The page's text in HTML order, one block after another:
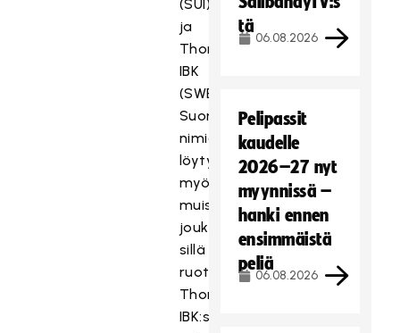
(SUI)
ja
Thorengruppen
IBK
(SWE).
Suomalaisia
nimiä
löytyy
myös
muista
joukkueista,
sillä
ruotsalaisessa
Thorengruppen
IBK:ssa
tä
06.08.2026
Pelipassit
kaudelle
2026–27 nyt
myynnissä –
hanki ennen
ensimmäistä
peliä
06.08.2026